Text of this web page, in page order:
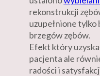
rekonstrukcji
uzupełnione
brzegów zębów.
Efekt który
pacjenta ale
radości i